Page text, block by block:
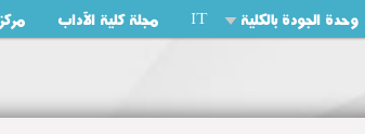
وحدة الجودة بالكلية IT مجلة كلية الآداب